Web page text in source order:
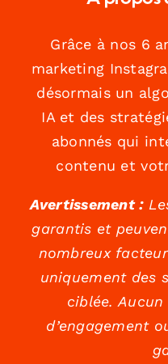
Grâce à nos 6
marketing
désormais un
IA et des
abonnés qui
contenu et
Avertissement :
garantis et
nombreux
uniquement des
ciblée.
d’engagement